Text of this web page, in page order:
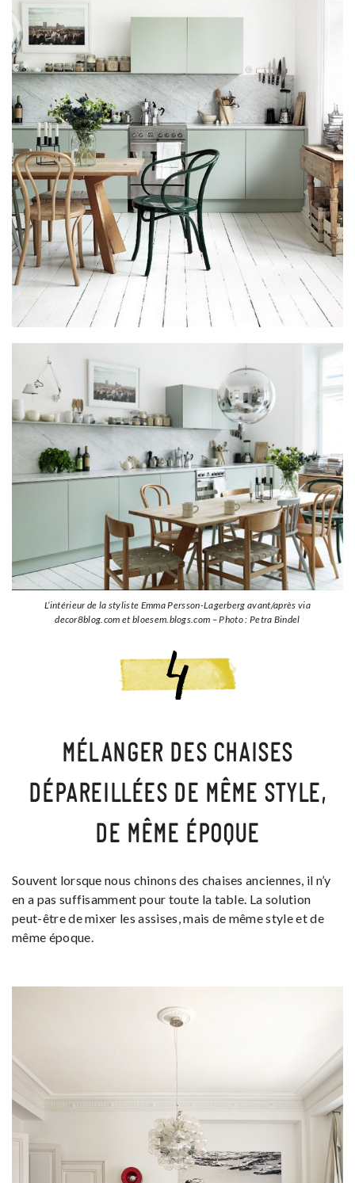
L’intérieur de la styliste Emma Persson-Lagerberg avant/après via
decor8blog.com et bloesem.blogs.com – Photo : Petra Bindel
MÉLANGER DES CHAISES
DÉPAREILLÉES DE MÊME STYLE,
DE MÊME ÉPOQUE
Souvent lorsque nous chinons des chaises anciennes, il n’y
en a pas suffisamment pour toute la table. La solution
peut-être de mixer les assises, mais de même style et de
même époque.